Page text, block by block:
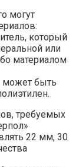
могут
который
или
материалом
может быть
требуемых
22 мм, 30